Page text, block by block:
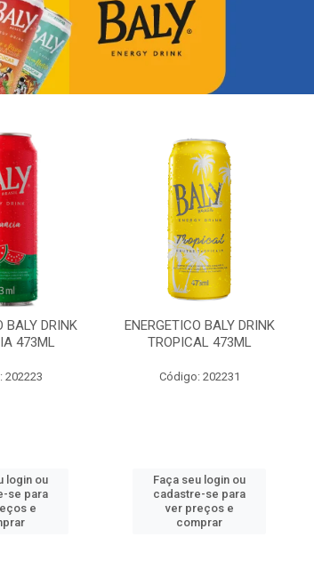
BALY DRINK
473ML
202223
login ou
se para
e
ENERGETICO BALY DRINK
TROPICAL 473ML
Código: 202231
Faça seu login ou
cadastre-se para
ver preços e
comprar